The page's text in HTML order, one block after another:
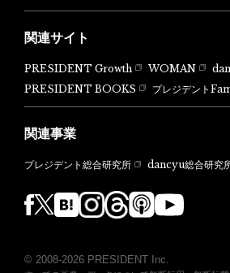
関連サイト
PRESIDENT Growth WOMAN
PRESIDENT BOOKS
プレジデント
関連事業
プレジデント総合研究所 dancyu総合研究
© 2008-2026 PRESIDENT Inc.